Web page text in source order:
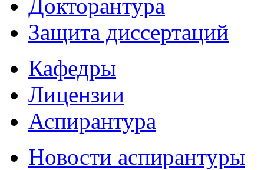
Докторантура
Защита диссертаций
Кафедры
Лицензии
Аспирантура
Новости аспирантуры